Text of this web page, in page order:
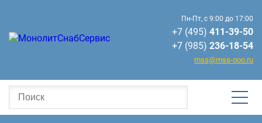
Пн-Пт, с 9:00 до 17:00
+7 (495) 411-39-50
+7 (985) 236-18-54
mss@mss-ooo.ru